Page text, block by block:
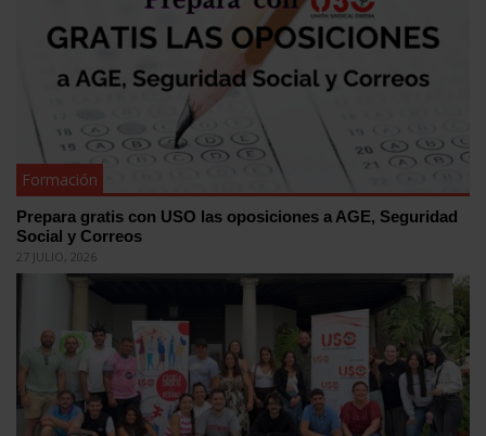
Formación
Prepara gratis con USO las oposiciones a AGE, Seguridad
Social y Correos
27 JULIO, 2026